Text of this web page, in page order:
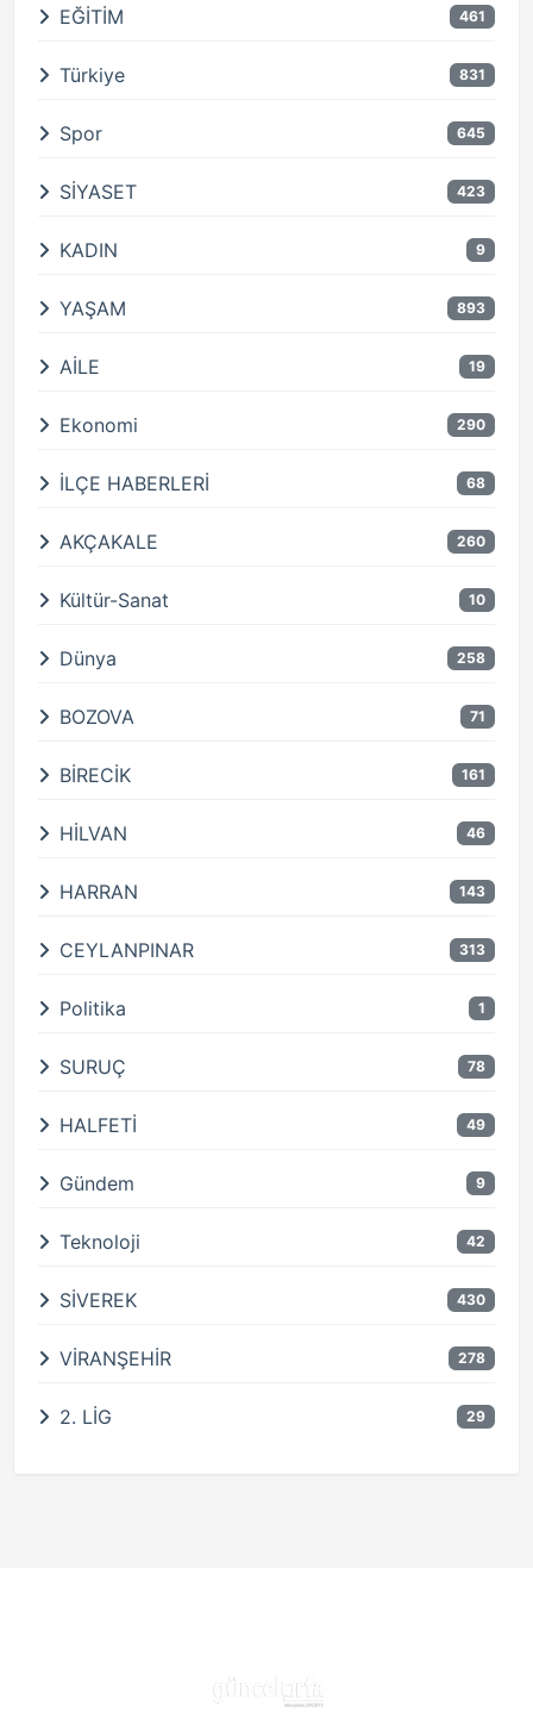
EĞİTİM 461
Türkiye 831
Spor 645
SİYASET 423
KADIN 9
YAŞAM 893
AİLE 19
Ekonomi 290
İLÇE HABERLERİ 68
AKÇAKALE 260
Kültür-Sanat 10
Dünya 258
BOZOVA 71
BİRECİK 161
HİLVAN 46
HARRAN 143
CEYLANPINAR 313
Politika 1
SURUÇ 78
HALFETİ 49
Gündem 9
Teknoloji 42
SİVEREK 430
VİRANŞEHİR 278
2. LİG 29